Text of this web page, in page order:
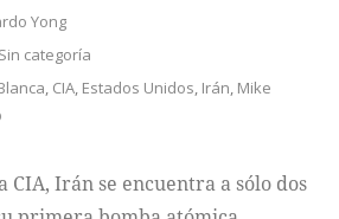
Yong
Sin categoría
, CIA, Estados Unidos, Irán, Mike
CIA, Irán se encuentra a sólo dos